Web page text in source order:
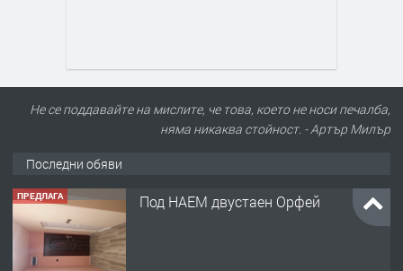
Не се поддавайте на мислите, че това, което не носи печалба,
няма никаква стойност. - Артър Милър
Последни обяви
ПРЕДЛАГА Под НАЕМ двустаен Орфей